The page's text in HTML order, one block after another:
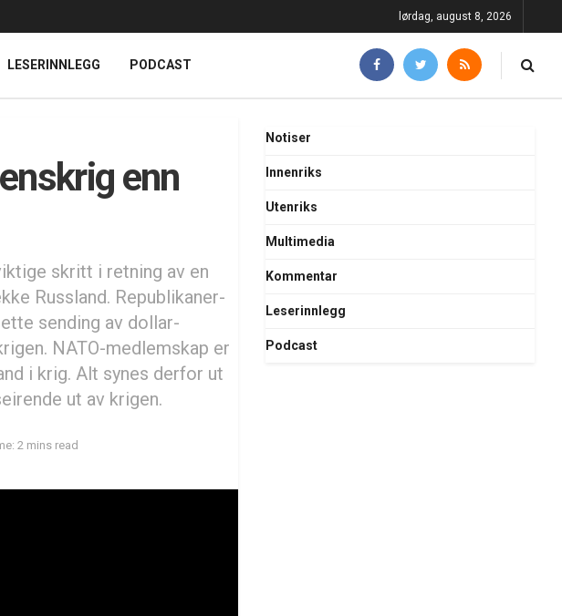
lørdag, august 8, 2026
LESERINNLEGG PODCAST
enn
skritt i retning av en
Russland. Republikaner-
sending av dollar-
NATO-medlemskap er
i krig. Alt synes derfor ut
ut av krigen.
2 mins read
Notiser
Innenriks
Utenriks
Multimedia
Kommentar
Leserinnlegg
Podcast